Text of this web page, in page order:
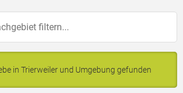
in Trierweiler und Umgebung gefunden